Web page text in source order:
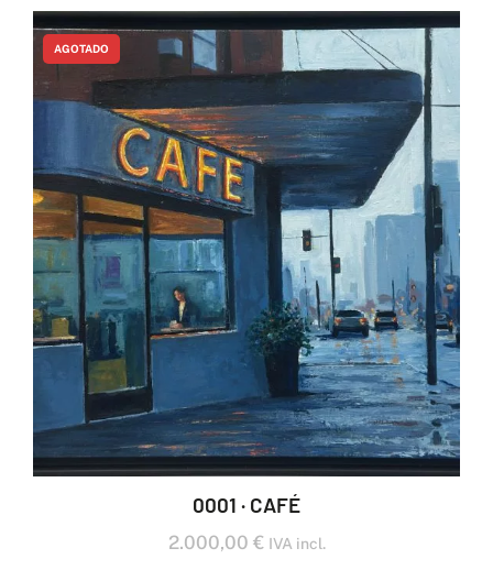
0001 · CAFÉ
2.000,00 € IVA incl.